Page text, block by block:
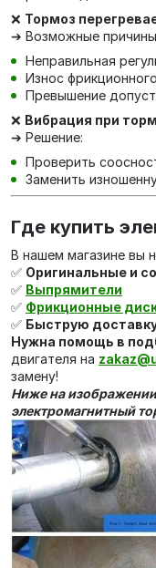
❌ Тормоз
➔ Возможные
Неправильная
Износ
Превышение
❌ Вибрация при
➔ Решение:
Проверить
Заменить
Где купить
В нашем магазине вы
✅ Оригинальные и
✅ Выпрямители
✅ Фрикционные
✅ Быструю
Нужна помощь в
двигателя на
замену!
Ниже на изображении
электромагнитный